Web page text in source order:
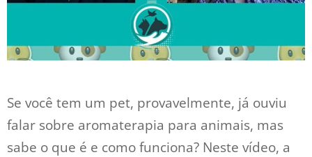
Se você tem um pet, provavelmente, já ouviu
falar sobre aromaterapia para animais, mas
sabe o que é e como funciona? Neste vídeo, a